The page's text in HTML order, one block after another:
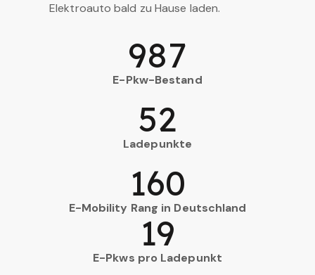
Elektroauto bald zu Hause laden.
E-Pkw-Bestand
987
Ladepunkte
52
E-Mobility Rang in Deutschland
160
E-Pkws pro Ladepunkt
19